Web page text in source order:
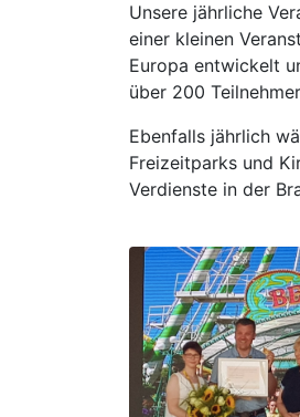
Unsere jährliche
einer kleinen
Europa entwickelt
über 200
Ebenfalls jährlich
Freizeitparks und
Verdienste in der